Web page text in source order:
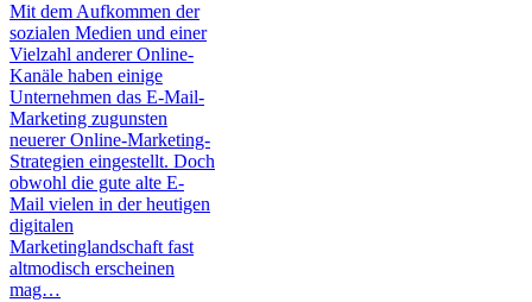
Mit dem Aufkommen der
sozialen Medien und einer
Vielzahl anderer Online-
Kanäle haben einige
Unternehmen das E-Mail-
Marketing zugunsten
neuerer Online-Marketing-
Strategien eingestellt. Doch
obwohl die gute alte E-
Mail vielen in der heutigen
digitalen
Marketinglandschaft fast
altmodisch erscheinen
mag…